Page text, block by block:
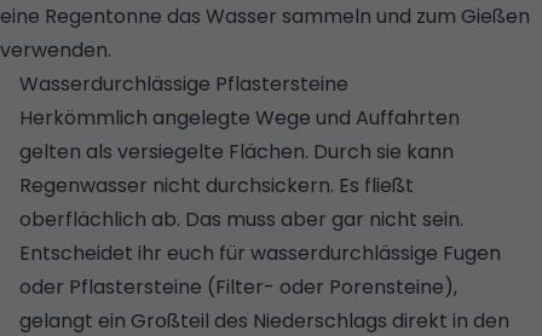
eine Regentonne das Wasser sammeln und zum Gießen
verwenden.
Wasserdurchlässige Pflastersteine
Herkömmlich angelegte Wege und Auffahrten
gelten als versiegelte Flächen. Durch sie kann
Regenwasser nicht durchsickern. Es fließt
oberflächlich ab. Das muss aber gar nicht sein.
Entscheidet ihr euch für wasserdurchlässige Fugen
oder Pflastersteine (Filter- oder Porensteine),
gelangt ein Großteil des Niederschlags direkt in den